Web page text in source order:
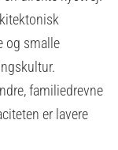
og smalle
familiedrevne
er lavere